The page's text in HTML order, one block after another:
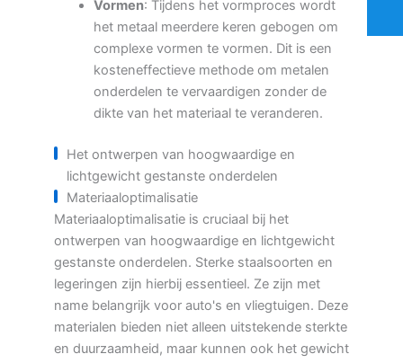
Vormen: Tijdens het vormproces wordt
het metaal meerdere keren gebogen om
complexe vormen te vormen. Dit is een
kosteneffectieve methode om metalen
onderdelen te vervaardigen zonder de
dikte van het materiaal te veranderen.
Het ontwerpen van hoogwaardige en
lichtgewicht gestanste onderdelen
Materiaaloptimalisatie
Materiaaloptimalisatie is cruciaal bij het
ontwerpen van hoogwaardige en lichtgewicht
gestanste onderdelen. Sterke staalsoorten en
legeringen zijn hierbij essentieel. Ze zijn met
name belangrijk voor auto's en vliegtuigen. Deze
materialen bieden niet alleen uitstekende sterkte
en duurzaamheid, maar kunnen ook het gewicht